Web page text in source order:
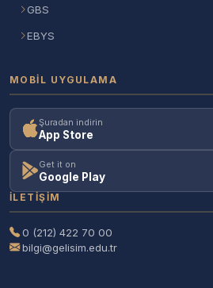
GBS
EBYS
MOBIL UYGULAMA
Şuradan indirin
App Store
Get it on
Google Play
İLETIŞIM
0 (212) 422 70 00
bilgi@gelisim.edu.tr